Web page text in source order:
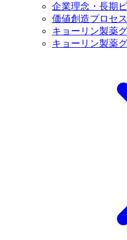
企業理念・長期
価値創造プロセ
キョーリン製薬
キョーリン製薬